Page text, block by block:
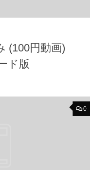
(100円動画)
ド版
0